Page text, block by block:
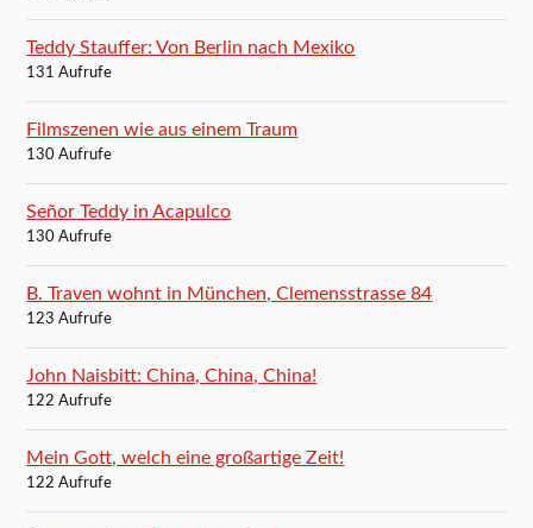
Teddy Stauffer: Von Berlin nach Mexiko
131 Aufrufe
Filmszenen wie aus einem Traum
130 Aufrufe
Señor Teddy in Acapulco
130 Aufrufe
B. Traven wohnt in München, Clemensstrasse 84
123 Aufrufe
John Naisbitt: China, China, China!
122 Aufrufe
Mein Gott, welch eine großartige Zeit!
122 Aufrufe